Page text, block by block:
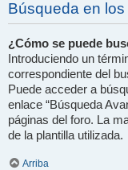
Búsqueda en los
¿Cómo se puede
Introduciendo un
correspondiente del
Puede acceder a
enlace “Búsqueda
páginas del foro. La
de la plantilla utilizada.
Arriba